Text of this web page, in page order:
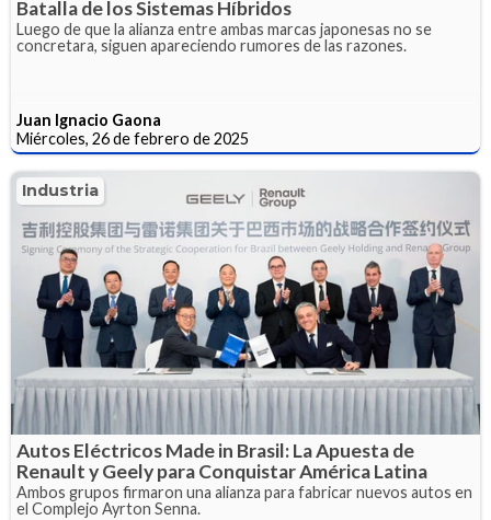
Batalla de los Sistemas Híbridos
Luego de que la alianza entre ambas marcas japonesas no se
concretara, siguen apareciendo rumores de las razones.
Juan Ignacio Gaona
Miércoles, 26 de febrero de 2025
Industria
Autos Eléctricos Made in Brasil: La Apuesta de
Renault y Geely para Conquistar América Latina
Ambos grupos firmaron una alianza para fabricar nuevos autos en
el Complejo Ayrton Senna.